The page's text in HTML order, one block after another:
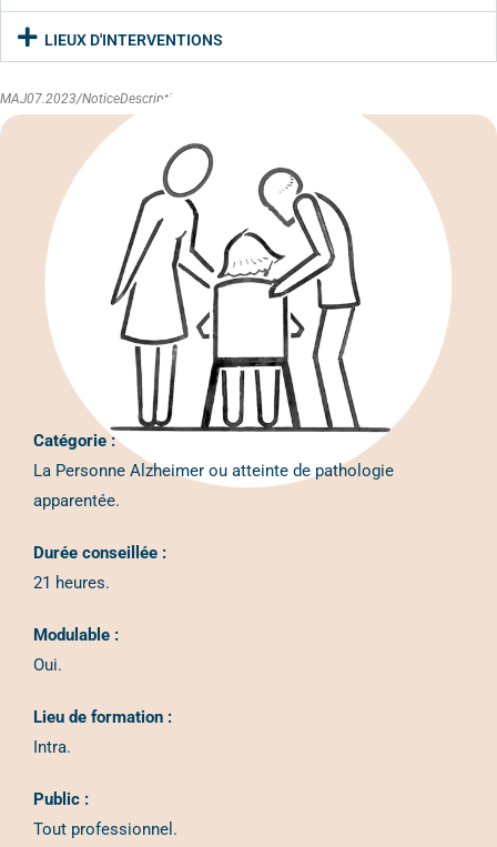
LIEUX D'INTERVENTIONS
MAJ07.2023/NoticeDescriptive
Catégorie :
La Personne Alzheimer ou atteinte de pathologie
apparentée.
Durée conseillée :
21 heures.
Modulable :
Oui.
Lieu de formation :
Intra.
Public :
Tout professionnel.